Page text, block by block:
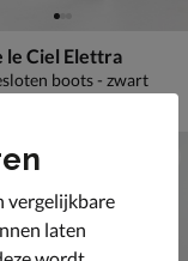
le Ciel Elettra
boots - zwart
vergelijkbare
laten